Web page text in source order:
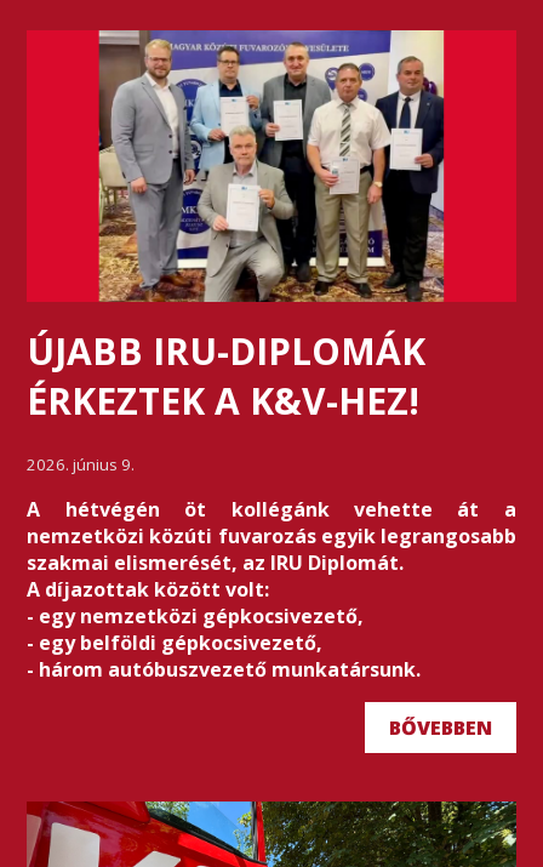
ÚJABB IRU-DIPLOMÁK
ÉRKEZTEK A K&V-HEZ!
2026. június 9.
A hétvégén öt kollégánk vehette át a
nemzetközi közúti fuvarozás egyik legrangosabb
szakmai elismerését, az IRU Diplomát.
A díjazottak között volt:
- egy nemzetközi gépkocsivezető,
- egy belföldi gépkocsivezető,
- három autóbuszvezető munkatársunk.
BŐVEBBEN